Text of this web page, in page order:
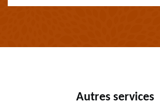
Autres services